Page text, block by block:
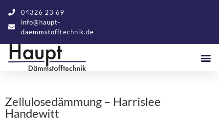
04326 23 69
info@haupt-
daemmstofftechnik.de
Zellulosedämmung – Harrislee
Handewitt